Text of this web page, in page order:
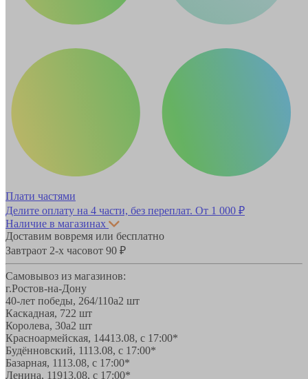
Плати частями
Делите оплату на 4 части, без переплат. От 1 000 ₽
Наличие в магазинах
Доставим вовремя или бесплатно
Завтраот 2-х часовот 90 ₽
Самовывоз из магазинов:
г.Ростов-на-Дону
40-лет победы, 264/110а2 шт
Каскадная, 722 шт
Королева, 30а2 шт
Красноармейская, 14413.08, с 17:00*
Будённовский, 1113.08, с 17:00*
Базарная, 1113.08, с 17:00*
Ленина, 11913.08, с 17:00*